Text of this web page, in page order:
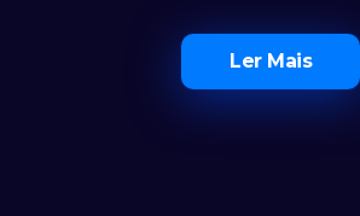
Ler Mais